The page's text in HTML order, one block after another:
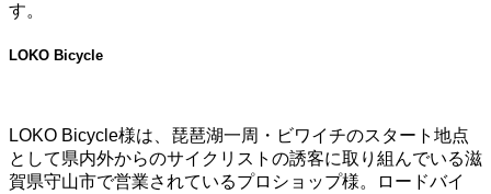
す。
LOKO Bicycle
LOKO Bicycle様は、琵琶湖一周・ビワイチのスタート地点
として県内外からのサイクリストの誘客に取り組んでいる滋
賀県守山市で営業されているプロショップ様。ロードバイ